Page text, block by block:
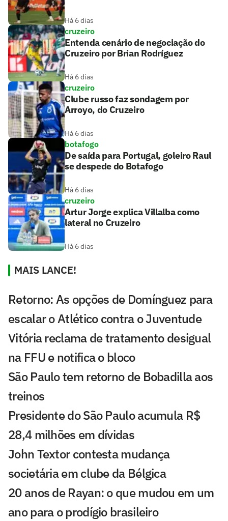
Há 6 dias
cruzeiro
Entenda cenário de negociação do
Cruzeiro por Brian Rodríguez
Há 6 dias
cruzeiro
Clube russo faz sondagem por
Arroyo, do Cruzeiro
Há 6 dias
botafogo
De saída para Portugal, goleiro Raul
se despede do Botafogo
Há 6 dias
cruzeiro
Artur Jorge explica Villalba como
lateral no Cruzeiro
Há 6 dias
MAIS LANCE!
Retorno: As opções de Domínguez para
escalar o Atlético contra o Juventude
Vitória reclama de tratamento desigual
na FFU e notifica o bloco
São Paulo tem retorno de Bobadilla aos
treinos
Presidente do São Paulo acumula R$
28,4 milhões em dívidas
John Textor contesta mudança
societária em clube da Bélgica
20 anos de Rayan: o que mudou em um
ano para o prodígio brasileiro